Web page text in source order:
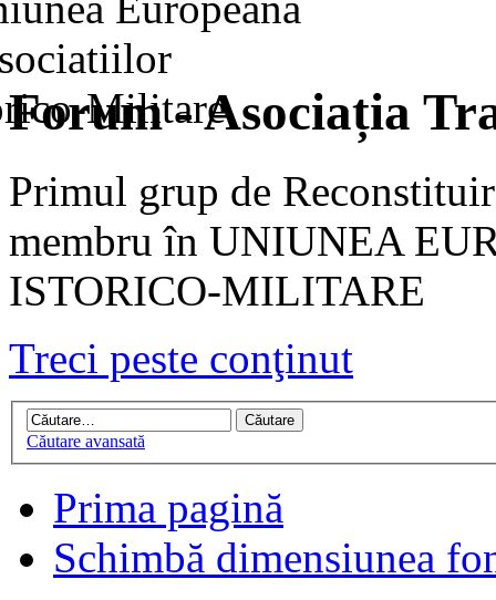
Forum - Asociația
Primul grup de
membru în UNIUNEA
ISTORICO-MILITARE
Treci peste conţinut
Căutare avansată
Prima pagină
Schimbă dimensiunea